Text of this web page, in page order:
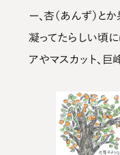
ー、杏（あんず）と
凝ってたらしい頃に
アやマスカット、巨